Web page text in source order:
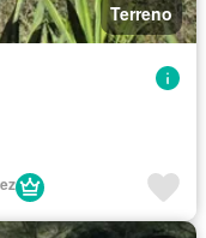
Terreno